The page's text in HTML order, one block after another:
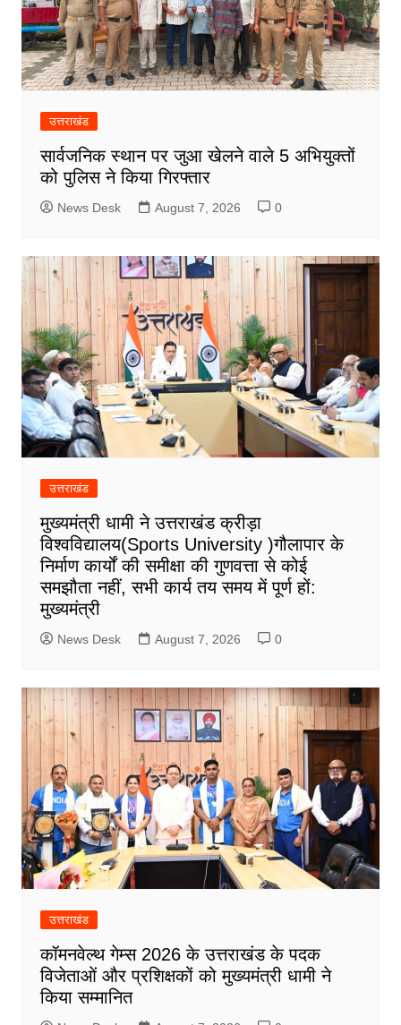
उत्तराखंड
सार्वजनिक स्थान पर जुआ खेलने वाले 5 अभियुक्तों
को पुलिस ने किया गिरफ्तार
News Desk August 7, 2026 0
उत्तराखंड
मुख्यमंत्री धामी ने उत्तराखंड क्रीड़ा
विश्वविद्यालय(Sports University )गौलापार के
निर्माण कार्यों की समीक्षा की गुणवत्ता से कोई
समझौता नहीं, सभी कार्य तय समय में पूर्ण हों:
मुख्यमंत्री
News Desk August 7, 2026 0
उत्तराखंड
कॉमनवेल्थ गेम्स 2026 के उत्तराखंड के पदक
विजेताओं और प्रशिक्षकों को मुख्यमंत्री धामी ने
किया सम्मानित